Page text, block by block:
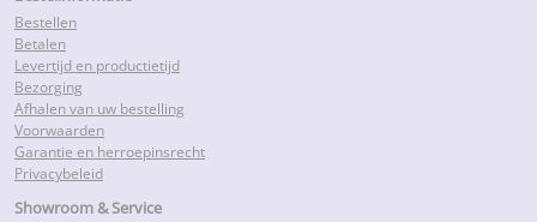
Bestellen
Betalen
Levertijd en productietijd
Bezorging
Afhalen van uw bestelling
Voorwaarden
Garantie en herroepinsrecht
Privacybeleid
Showroom & Service